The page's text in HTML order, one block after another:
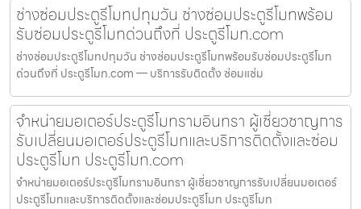
ช่างซ่อมประตูรีโมทปทุมวัน ช่างซ่อมประตูรีโมทพร้อม
รับซ่อมประตูรีโมทด่วนถึงที่ ประตูรีโมท.com
ช่างซ่อมประตูรีโมทปทุมวัน ช่างซ่อมประตูรีโมทพร้อมรับซ่อมประตูรีโมท
ด่วนถึงที่ ประตูรีโมท.com — บริการรับติดตั้ง ซ่อมแซ่ม
จำหน่ายมอเตอร์ประตูรีโมทรามอินทรา ผู้เชี่ยวชาญการ
รับเปลี่ยนมอเตอร์ประตูรีโมทและบริการติดตั้งและซ่อม
ประตูรีโมท ประตูรีโมท.com
จำหน่ายมอเตอร์ประตูรีโมทรามอินทรา ผู้เชี่ยวชาญการรับเปลี่ยนมอเตอร์
ประตูรีโมทและบริการติดตั้งและซ่อมประตูรีโมท ประตูรีโมท